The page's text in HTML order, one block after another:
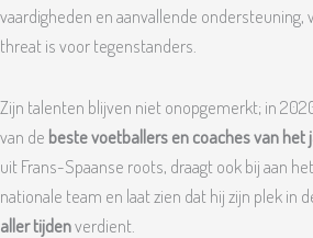
vaardigheden en aanvallende ondersteuning,
threat is voor tegenstanders.
Zijn talenten blijven niet onopgemerkt; in
van de beste voetballers en coaches van het
uit Frans-Spaanse roots, draagt ook bij aan
nationale team en laat zien dat hij zijn plek in
aller tijdenverdient.